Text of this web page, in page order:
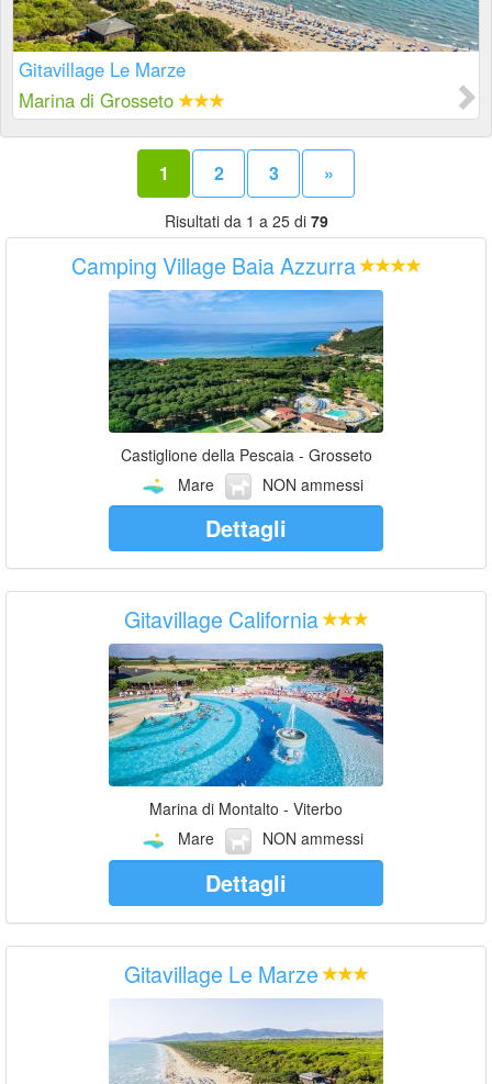
Gitavillage Le Marze
Marina di Grosseto
1 2 3 »
Risultati da 1 a 25 di 79
Camping Village Baia Azzurra
Castiglione della Pescaia - Grosseto
Mare
NON ammessi
Dettagli
Gitavillage California
Marina di Montalto - Viterbo
Mare
NON ammessi
Dettagli
Gitavillage Le Marze